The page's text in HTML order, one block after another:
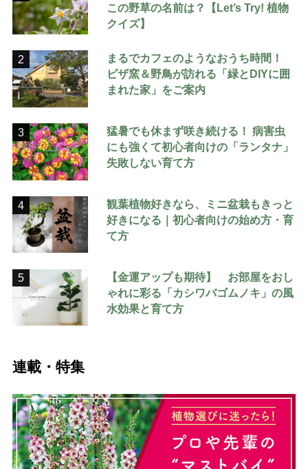
この野草の名前は？【Let’s Try! 植物
クイズ】
2
まるでカフェのようなおうち時間！
ピザ窯＆野鳥が訪れる「緑とDIYに囲
まれた家」をご案内
3
猛暑でも休まず咲き続ける！ 病害虫
にも強くて初心者向けの「ランタナ」
失敗しない育て方
4
観葉植物好きなら、ミニ盆栽もきっと
好きになる｜初心者向けの始め方・育
て方
5
【金運アップも期待】 お部屋をおし
ゃれに彩る「カシワバゴムノキ」の風
水効果と育て方
連載・特集